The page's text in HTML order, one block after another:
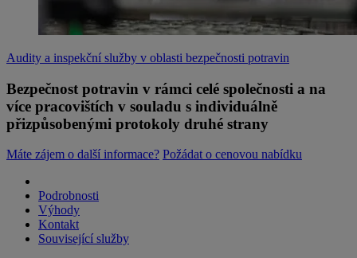
Audity a inspekční služby v oblasti bezpečnosti potravin
Bezpečnost potravin v rámci celé společnosti a na
více pracovištích v souladu s individuálně
přizpůsobenými protokoly druhé strany
Máte zájem o další informace? Požádat o cenovou nabídku
Podrobnosti
Výhody
Kontakt
Související služby